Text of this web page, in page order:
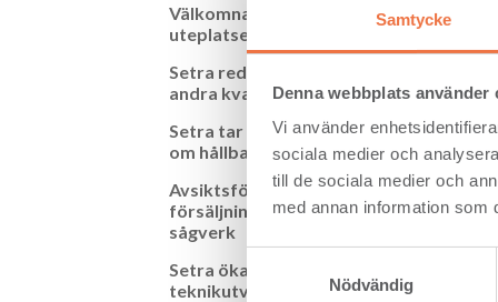
Samtycke
Denna webbplats använder
Vi använder
sociala medier och
till de sociala medier och
med annan information som
Nödvändig
Välkomna polcirkeln till
uteplatsen
Setra redovisar starkt
andra kvartal
Setra tar ett samlat grepp
om hållbarhetsfrågorna
Avsiktsförklaring gällande
försäljning av Vimmerby
sågverk
Setra ökar fokus på
teknikutveckling
Setra
–
för
–
nya
–
igång